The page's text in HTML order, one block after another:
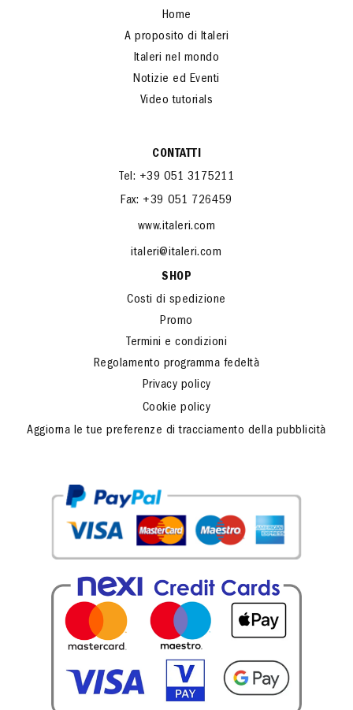
Home
A proposito di Italeri
Italeri nel mondo
Notizie ed Eventi
Video tutorials
CONTATTI
Tel: +39 051 3175211
Fax: +39 051 726459
www.italeri.com
italeri@italeri.com
SHOP
Costi di spedizione
Promo
Termini e condizioni
Regolamento programma fedeltà
Privacy policy
Cookie policy
Aggiorna le tue preferenze di tracciamento della pubblicità